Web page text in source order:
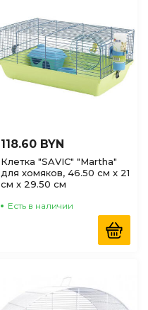
118.60 BYN
Клетка "SAVIC" "Martha"
для хомяков, 46.50 см x 21
см x 29.50 см
Есть в наличии